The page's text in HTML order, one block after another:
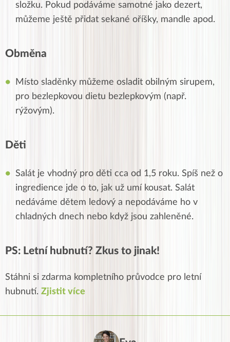
složku. Pokud podáváme samotné jako dezert,
můžeme ještě přidat sekané oříšky, mandle apod.
Obměna
Místo sladěnky můžeme osladit obilným sirupem,
pro bezlepkovou dietu bezlepkovým (např.
rýžovým).
Děti
Salát je vhodný pro děti cca od 1,5 roku. Spíš než o
ingredience jde o to, jak už umí kousat. Salát
nedáváme dětem ledový a nepodáváme ho v
chladných dnech nebo když jsou zahleněné.
PS: Letní hubnutí? Zkus to jinak!
Stáhni si zdarma kompletního průvodce pro letní
hubnutí. Zjistit více